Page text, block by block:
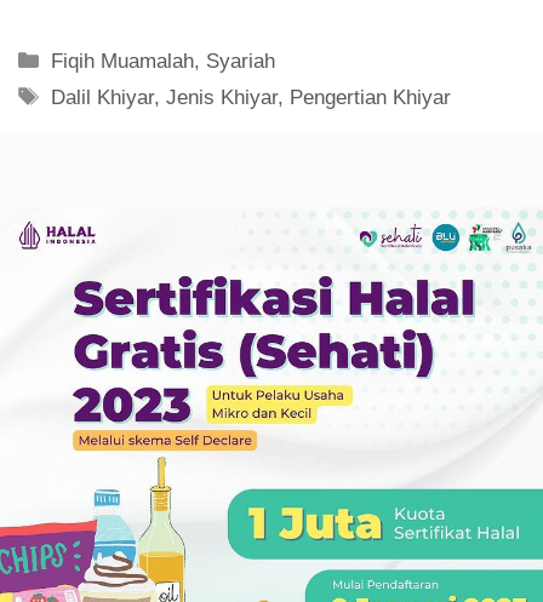
Kategori
Fiqih Muamalah, Syariah
Tag
Dalil Khiyar,Jenis Khiyar, Pengertian Khiyar